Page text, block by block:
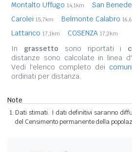
Montalto Uffugo 14,1km San
Carolei 15,7km Belmonte Calabro
Lattarico 17,1km COSENZA 17,2km
In grassetto sono riportati i
distanze sono calcolate in linea
Vedi l'elenco completo dei
ordinati per distanza.
Note
Dati stimati. I dati definitivi saranno
del Censimento permanente della